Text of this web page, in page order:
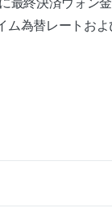
ム為替レートお